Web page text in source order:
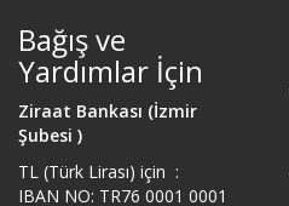
Bağış ve
Yardımlar İçin
Ziraat Bankası (İzmir
Şubesi )
TL (Türk Lirası) için :
IBAN NO: TR76 0001 0001